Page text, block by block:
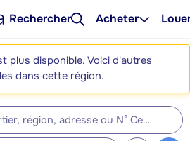
Rechercher Acheter
plus disponible. Voici d'autres
dans cette région.